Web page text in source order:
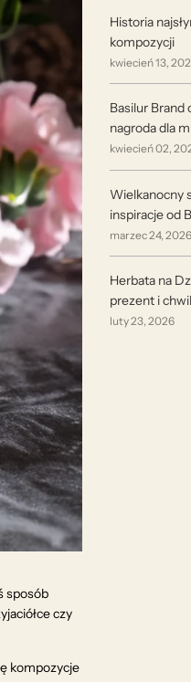
sposób
czy
kompozycje
Historia
kompozycji
kwiecień 13,
Basilur Brand
nagroda dla
kwiecień 02,
Wielkanocny
inspiracje od
marzec 24, 2026
Herbata na
prezent i
luty 23, 2026